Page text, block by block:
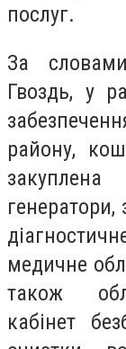
послуг.
За
Гвоздь, у
району,
генератори,
медичне
також
кабінет